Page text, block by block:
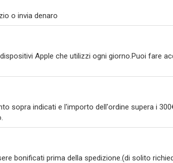
o invia denaro
Apple che utilizzi ogni giorno.Puoi fare
sopra indicati e l'importo dell'ordine supera i
bonificati prima della spedizione.(di solito